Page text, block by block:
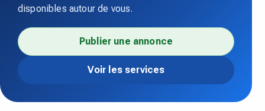
disponibles autour de vous.
Publier une annonce
Voir les services